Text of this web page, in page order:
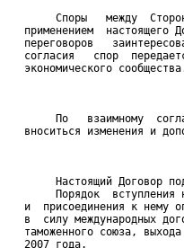
Споры   между
применением  настоящего
переговоров
согласия   спор
экономического
По   взаимному
вноситься изменения и
Настоящий Договор
Порядок  вступления
и  присоединения к нему
в  силу международных
таможенного союза,
2007 года.